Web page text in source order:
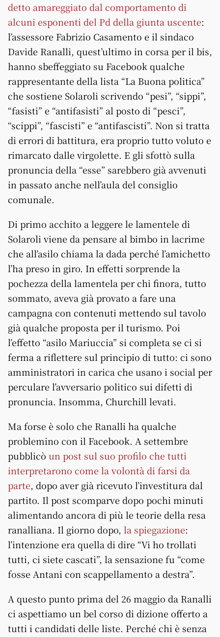
detto amareggiato dal comportamento di
alcuni esponenti del Pd della giunta uscente:
l’assessore Fabrizio Casamento e il sindaco
Davide Ranalli, quest’ultimo in corsa per il bis,
hanno sbeffeggiato su Facebook qualche
rappresentante della lista “La Buona politica”
che sostiene Solaroli scrivendo “pesi”, “sippi”,
“fasisti” e “antifasisti” al posto di “pesci”,
“scippi”, “fascisti” e “antifascisti”. Non si tratta
di errori di battitura, era proprio tutto voluto e
rimarcato dalle virgolette. E gli sfottò sulla
pronuncia della “esse” sarebbero già avvenuti
in passato anche nell’aula del consiglio
comunale.
Di primo acchito a leggere le lamentele di
Solaroli viene da pensare al bimbo in lacrime
che all’asilo chiama la dada perché l’amichetto
l’ha preso in giro. In effetti sorprende la
pochezza della lamentela per chi finora, tutto
sommato, aveva già provato a fare una
campagna con contenuti mettendo sul tavolo
già qualche proposta per il turismo. Poi
l’effetto “asilo Mariuccia” si completa se ci si
ferma a riflettere sul principio di tutto: ci sono
amministratori in carica che usano i social per
perculare l’avversario politico sui difetti di
pronuncia. Insomma, Churchill levati.
Ma forse è solo che Ranalli ha qualche
problemino con il Facebook. A settembre
pubblicò un post sul suo profilo che tutti
interpretarono come la volontà di farsi da
parte, dopo aver già ricevuto l’investitura dal
partito. Il post scomparve dopo pochi minuti
alimentando ancora di più le teorie della resa
ranalliana. Il giorno dopo, la spiegazione:
l’intenzione era quella di dire “Vi ho trollati
tutti, ci siete cascati”, la sensazione fu “come
fosse Antani con scappellamento a destra”.
A questo punto prima del 26 maggio da Ranalli
ci aspettiamo un bel corso di dizione offerto a
tutti i candidati delle liste. Perché chi è senza